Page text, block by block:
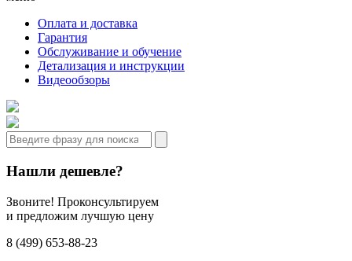
Оплата и доставка
Гарантия
Обслуживание и обучение
Детализация и инструкции
Видеообзоры
Нашли дешевле?
Звоните! Проконсультируем
и предложим лучшую цену
8 (499) 653-88-23